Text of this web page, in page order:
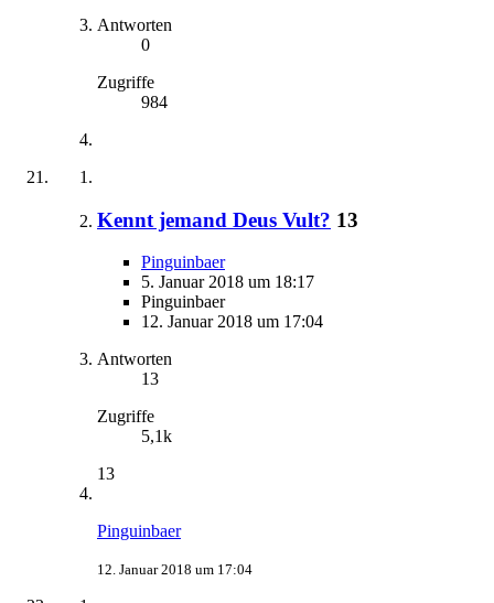
Antworten
0
Zugriffe
984
Kennt jemand Deus Vult? 13
Pinguinbaer
5. Januar 2018 um 18:17
Pinguinbaer
12. Januar 2018 um 17:04
Antworten
13
Zugriffe
5,1k
13
Pinguinbaer
12. Januar 2018 um 17:04